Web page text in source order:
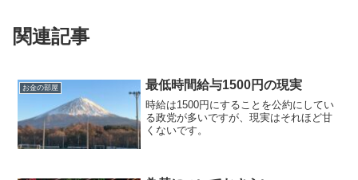
関連記事
お金の部屋 最低時間給与1500円の現実
時給は1500円にすることを公約にしてい
る政党が多いですが、現実はそれほど甘
くないです。